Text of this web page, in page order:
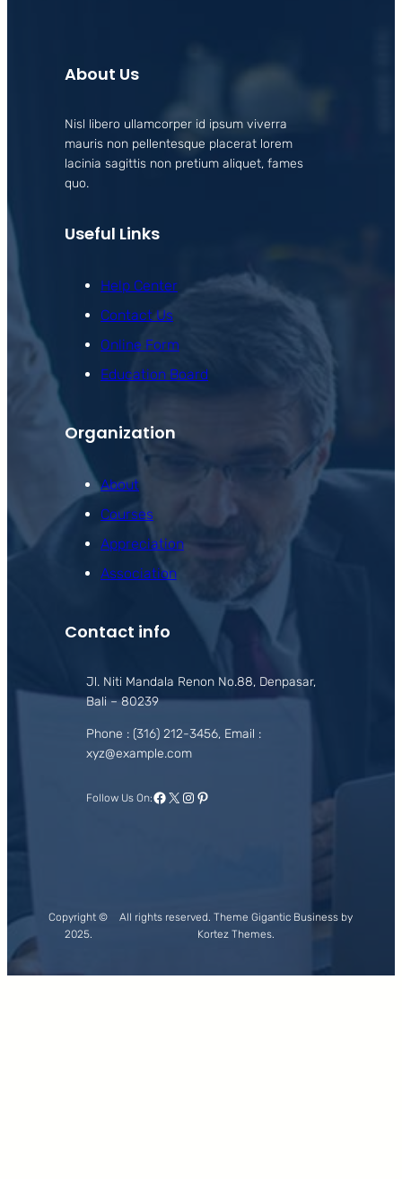
About Us
Nisl libero ullamcorper id ipsum viverra
mauris non pellentesque placerat lorem
lacinia sagittis non pretium aliquet, fames
quo.
Useful Links
Help Center
Contact Us
Online Form
Education Board
Organization
About
Courses
Appreciation
Association
Contact info
Jl. Niti Mandala Renon No.88, Denpasar,
Bali – 80239
Phone : (316) 212-3456, Email :
xyz@example.com
Follow Us On:Facebook
X Instagram
Pinterest
Copyright ©
2025.
All rights reserved. Theme Gigantic Business by
Kortez Themes.